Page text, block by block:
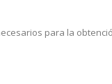
para la